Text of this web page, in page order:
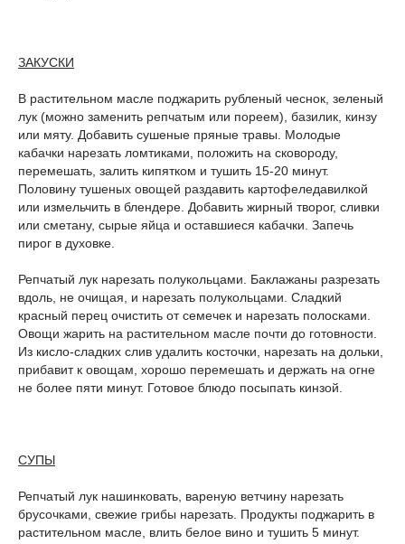
ЗАКУСКИ
В растительном масле поджарить рубленый чеснок, зеленый
лук (можно заменить репчатым или пореем), базилик, кинзу
или мяту. Добавить сушеные пряные травы. Молодые
кабачки нарезать ломтиками, положить на сковороду,
перемешать, залить кипятком и тушить 15-20 минут.
Половину тушеных овощей раздавить картофеледавилкой
или измельчить в блендере. Добавить жирный творог, сливки
или сметану, сырые яйца и оставшиеся кабачки. Запечь
пирог в духовке.
Репчатый лук нарезать полукольцами. Баклажаны разрезать
вдоль, не очищая, и нарезать полукольцами. Сладкий
красный перец очистить от семечек и нарезать полосками.
Овощи жарить на растительном масле почти до готовности.
Из кисло-сладких слив удалить косточки, нарезать на дольки,
прибавит к овощам, хорошо перемешать и держать на огне
не более пяти минут. Готовое блюдо посыпать кинзой.
СУПЫ
Репчатый лук нашинковать, вареную ветчину нарезать
брусочками, свежие грибы нарезать. Продукты поджарить в
растительном масле, влить белое вино и тушить 5 минут.